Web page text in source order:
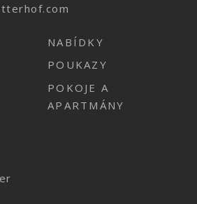
NABÍDKY
POUKAZY
POKOJE A
APARTMÁNY